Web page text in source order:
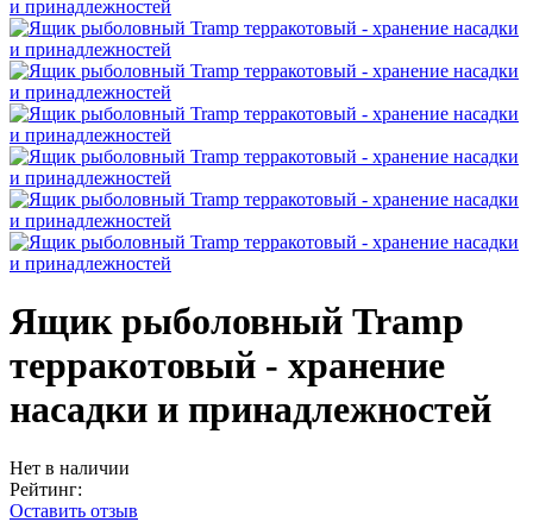
Ящик рыболовный Tramp
терракотовый - хранение
насадки и принадлежностей
Нет в наличии
Рейтинг:
Оставить отзыв